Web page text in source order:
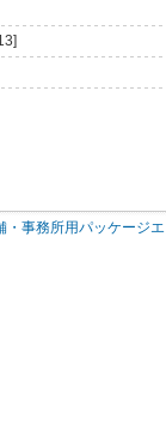
・事務所用パッケージ